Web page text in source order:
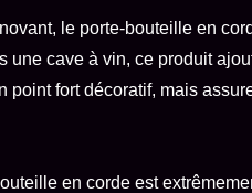
le porte-bouteille en
une cave à vin, ce produit
point fort décoratif, mais
en corde est